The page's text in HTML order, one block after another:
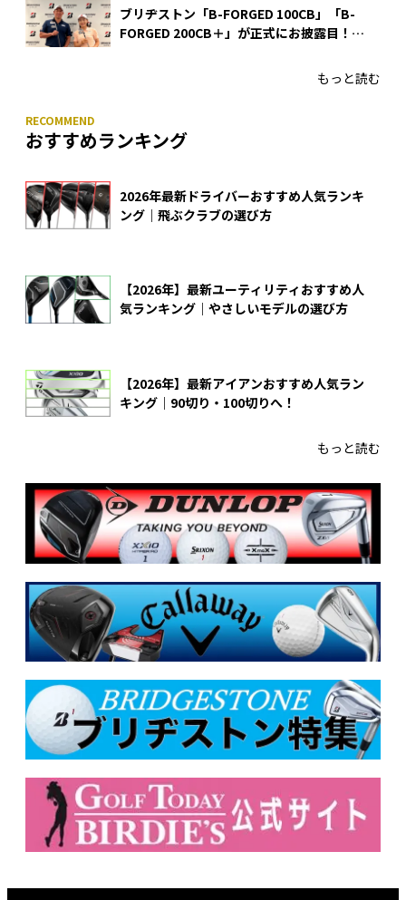
ブリヂストン「B-FORGED 100CB」「B-
FORGED 200CB＋」が正式にお披露目！
もっと読む
おすすめランキング
2026年最新ドライバーおすすめ人気ランキ
ング｜飛ぶクラブの選び方
【2026年】最新ユーティリティおすすめ人
気ランキング｜やさしいモデルの選び方
【2026年】最新アイアンおすすめ人気ラン
キング｜90切り・100切りへ！
もっと読む